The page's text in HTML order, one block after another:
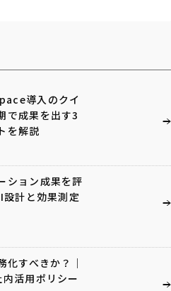
導入のクイ
で成果を出す3
を解説
ション成果を評
計と効果測定
化すべきか？｜
活用ポリシー